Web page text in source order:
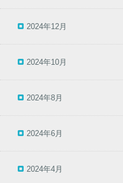
2024年12月
2024年10月
2024年8月
2024年6月
2024年4月